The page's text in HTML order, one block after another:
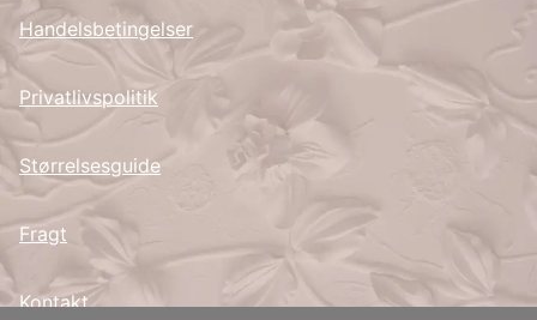
Handelsbetingelser
Privatlivspolitik
Størrelsesguide
Fragt
Kontakt